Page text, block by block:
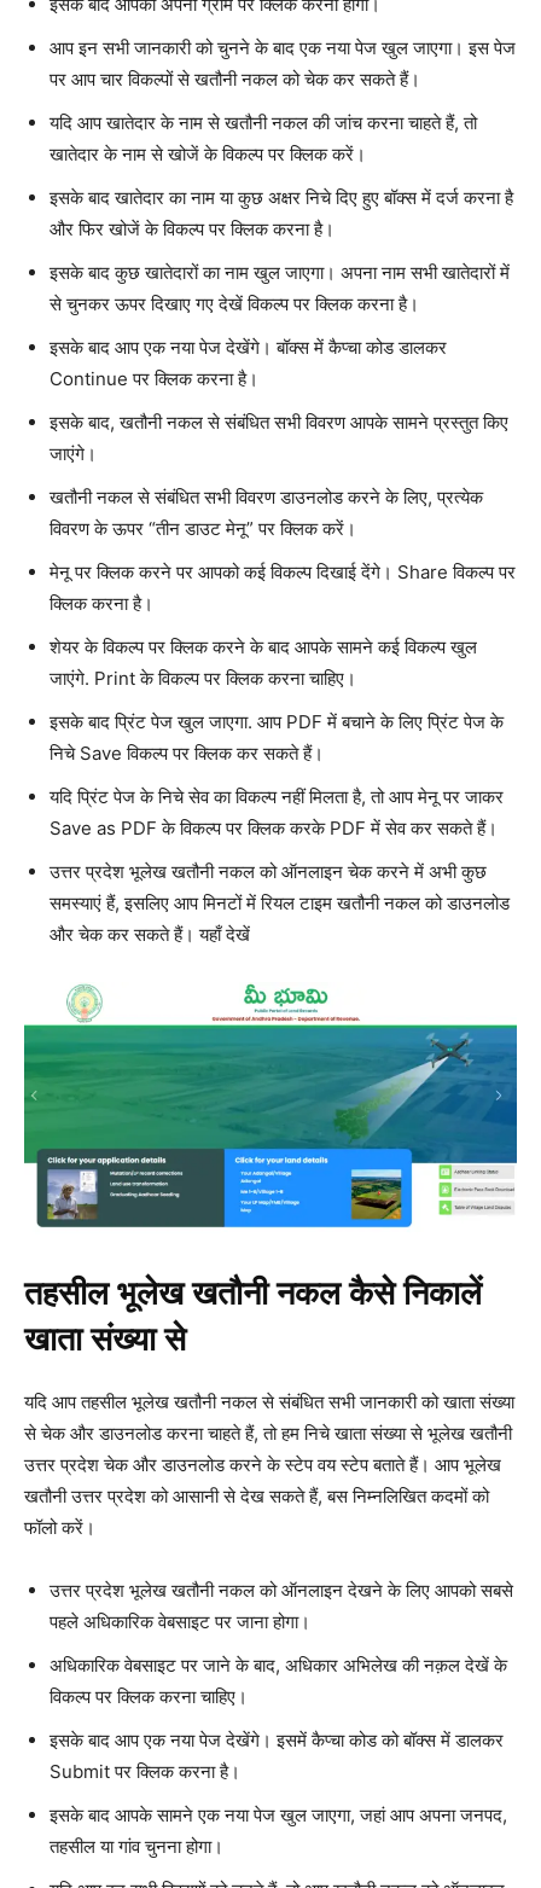
आप इन सभी जानकारी को चुनने के बाद एक नया पेज खुल जाएगा। इस पेज
पर आप चार विकल्पों से खतौनी नकल को चेक कर सकते हैं।
यदि आप खातेदार के नाम से खतौनी नकल की जांच करना चाहते हैं, तो
खातेदार के नाम से खोजें के विकल्प पर क्लिक करें।
इसके बाद खातेदार का नाम या कुछ अक्षर निचे दिए हुए बॉक्स में दर्ज करना है
और फिर खोजें के विकल्प पर क्लिक करना है।
इसके बाद कुछ खातेदारों का नाम खुल जाएगा। अपना नाम सभी खातेदारों में
से चुनकर ऊपर दिखाए गए देखें विकल्प पर क्लिक करना है।
इसके बाद आप एक नया पेज देखेंगे। बॉक्स में कैप्चा कोड डालकर
Continue पर क्लिक करना है।
इसके बाद, खतौनी नकल से संबंधित सभी विवरण आपके सामने प्रस्तुत किए
जाएंगे।
खतौनी नकल से संबंधित सभी विवरण डाउनलोड करने के लिए, प्रत्येक
विवरण के ऊपर “तीन डाउट मेनू” पर क्लिक करें।
मेनू पर क्लिक करने पर आपको कई विकल्प दिखाई देंगे। Share विकल्प पर
क्लिक करना है।
शेयर के विकल्प पर क्लिक करने के बाद आपके सामने कई विकल्प खुल
जाएंगे. Print के विकल्प पर क्लिक करना चाहिए।
इसके बाद प्रिंट पेज खुल जाएगा. आप PDF में बचाने के लिए प्रिंट पेज के
निचे Save विकल्प पर क्लिक कर सकते हैं।
यदि प्रिंट पेज के निचे सेव का विकल्प नहीं मिलता है, तो आप मेनू पर जाकर
Save as PDF के विकल्प पर क्लिक करके PDF में सेव कर सकते हैं।
उत्तर प्रदेश भूलेख खतौनी नकल को ऑनलाइन चेक करने में अभी कुछ
समस्याएं हैं, इसलिए आप मिनटों में रियल टाइम खतौनी नकल को डाउनलोड
और चेक कर सकते हैं। यहाँ देखें
तहसील भूलेख खतौनी नकल कैसे निकालें
खाता संख्या से
यदि आप तहसील भूलेख खतौनी नकल से संबंधित सभी जानकारी को खाता संख्या
से चेक और डाउनलोड करना चाहते हैं, तो हम निचे खाता संख्या से भूलेख खतौनी
उत्तर प्रदेश चेक और डाउनलोड करने के स्टेप वय स्टेप बताते हैं। आप भूलेख
खतौनी उत्तर प्रदेश को आसानी से देख सकते हैं, बस निम्नलिखित कदमों को
फॉलो करें।
उत्तर प्रदेश भूलेख खतौनी नकल को ऑनलाइन देखने के लिए आपको सबसे
पहले अधिकारिक वेबसाइट पर जाना होगा।
अधिकारिक वेबसाइट पर जाने के बाद, अधिकार अभिलेख की नक़ल देखें के
विकल्प पर क्लिक करना चाहिए।
इसके बाद आप एक नया पेज देखेंगे। इसमें कैप्चा कोड को बॉक्स में डालकर
Submit पर क्लिक करना है।
इसके बाद आपके सामने एक नया पेज खुल जाएगा, जहां आप अपना जनपद,
तहसील या गांव चुनना होगा।